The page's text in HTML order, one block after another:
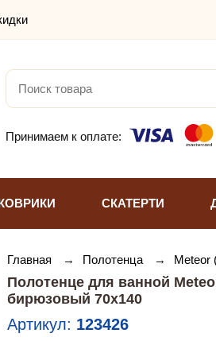
Принимаем к оплате:
СКАТЕРТИ
Главная → Полотенца → Meteor
Полотенце для ванной
бирюзовый 70х140
Артикул: 123426